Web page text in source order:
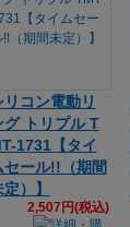
リコン電動リ
グ トリプル T
1731【タイ
セール!!（期間
）】
2,507円(税込)